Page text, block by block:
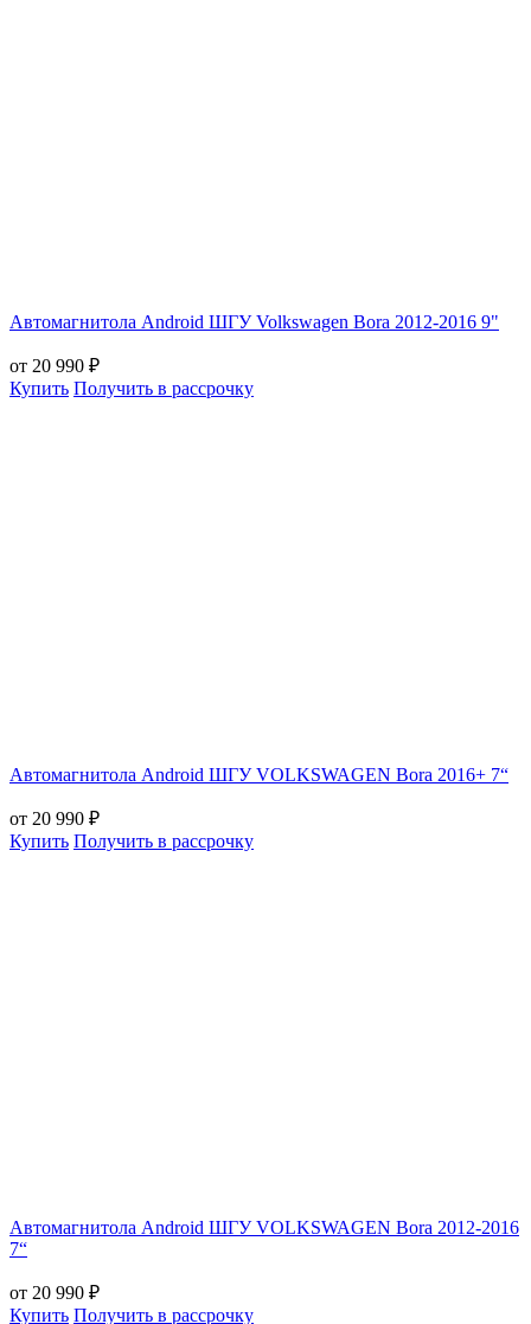
Автомагнитола Android ШГУ Volkswagen Bora 2012-2016 9"
от 20 990 ₽
Купить Получить в рассрочку
Автомагнитола Android ШГУ VOLKSWAGEN Bora 2016+ 7“
от 20 990 ₽
Купить Получить в рассрочку
Автомагнитола Android ШГУ VOLKSWAGEN Bora 2012-2016
7“
от 20 990 ₽
Купить Получить в рассрочку